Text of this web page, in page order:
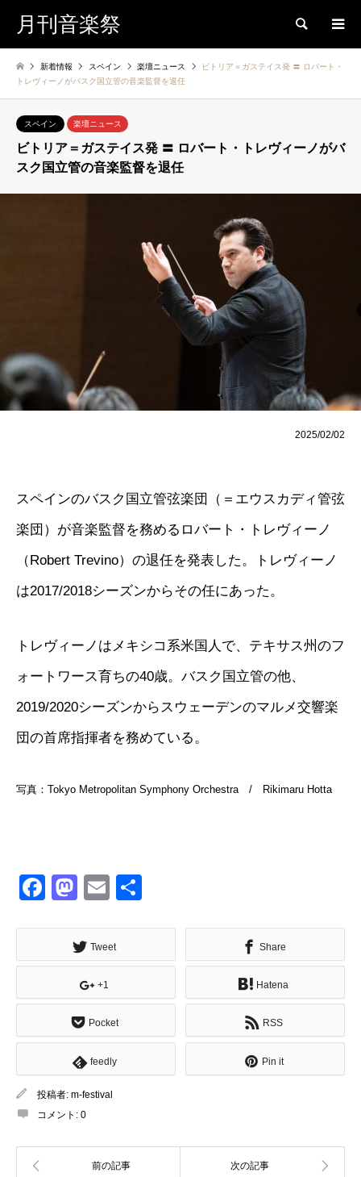
月刊音楽祭 検索
新着情報 スペイン 楽壇ニュース
ビトリア＝ガステイス発 〓 ロバート・
トレヴィーノがバスク国立管の音楽監督を退任
スペイン 楽壇ニュース
ビトリア＝ガステイス発 〓 ロバート・トレヴィーノがバ
スク国立管の音楽監督を退任
2025/02/02
スペインのバスク国立管弦楽団（＝エウスカディ管弦
楽団）が音楽監督を務めるロバート・トレヴィーノ
（Robert Trevino）の退任を発表した。トレヴィーノ
は2017/2018シーズンからその任にあった。
トレヴィーノはメキシコ系米国人で、テキサス州のフ
ォートワース育ちの40歳。バスク国立管の他、
2019/2020シーズンからスウェーデンのマルメ交響楽
団の首席指揮者を務めている。
写真：Tokyo Metropolitan Symphony Orchestra / Rikimaru Hotta
Facebook
Mastodon
Email
Tweet Share
+1 Hatena
Pocket RSS
feedly Pin it
投稿者: m-festival
コメント: 0